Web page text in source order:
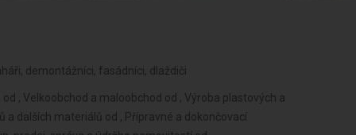
demontážníci, fasádníci, dlaždiči
, Velkoobchod a maloobchod od , Výroba plastových a
a dalších materiálů od , Přípravné a dokončovací